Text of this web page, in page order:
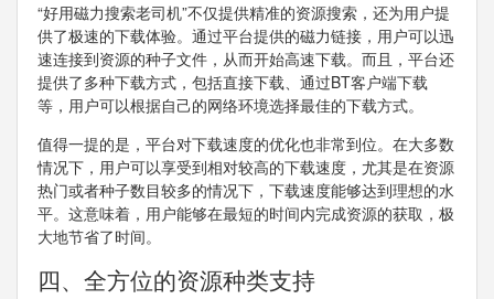
“好用磁力搜索老司机”不仅提供精准的资源搜索，还为用户提
供了极速的下载体验。通过平台提供的磁力链接，用户可以迅
速连接到资源的种子文件，从而开始高速下载。而且，平台还
提供了多种下载方式，包括直接下载、通过BT客户端下载
等，用户可以根据自己的网络环境选择最佳的下载方式。
值得一提的是，平台对下载速度的优化也非常到位。在大多数
情况下，用户可以享受到相对较高的下载速度，尤其是在资源
热门或者种子数目较多的情况下，下载速度能够达到理想的水
平。这意味着，用户能够在最短的时间内完成资源的获取，极
大地节省了时间。
四、全方位的资源种类支持